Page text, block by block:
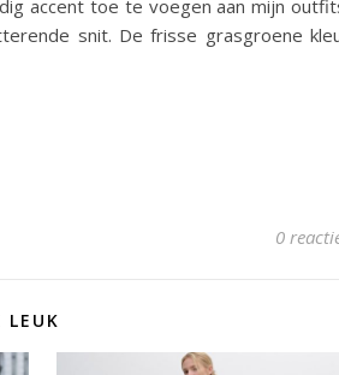
accent toe te voegen aan mijn
snit. De frisse grasgroene
0